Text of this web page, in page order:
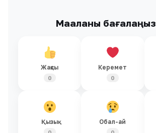
Мақаланы бағалаңыз
Жақсы
0
Керемет
0
Қызық Обал-ай